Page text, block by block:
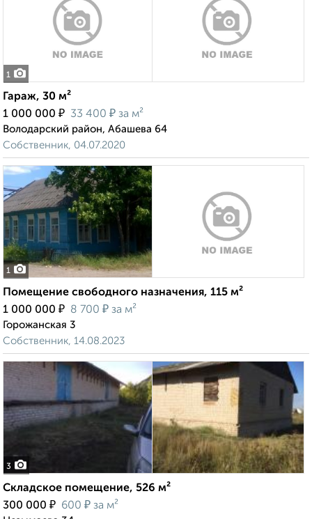
1
Гараж, 30 м²
1 000 000 ₽ 33 400 ₽ за м²
Володарский район, Абашева 64
Собственник, 04.07.2020
1
Помещение свободного назначения, 115 м²
1 000 000 ₽ 8 700 ₽ за м²
Горожанская 3
Собственник, 14.08.2023
3
Складское помещение, 526 м²
300 000 ₽ 600 ₽ за м²